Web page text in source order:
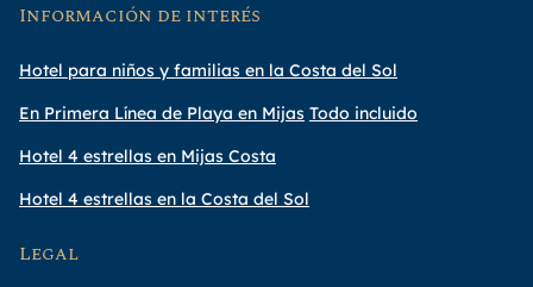
Información de interés
Hotel para niños y familias en la Costa del Sol
En Primera Línea de Playa en Mijas Todo incluido
Hotel 4 estrellas en Mijas Costa
Hotel 4 estrellas en la Costa del Sol
Legal